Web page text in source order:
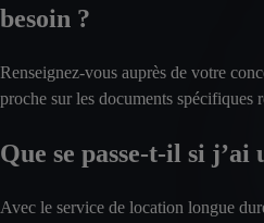
besoin ?
Renseignez-vous auprès de votre
proche sur les documents spécifiques
Que se passe-t-il si j’ai
Avec le service de location longue